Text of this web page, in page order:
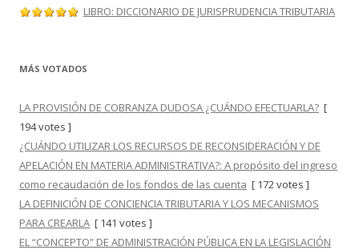
LIBRO: DICCIONARIO DE JURISPRUDENCIA TRIBUTARIA
MÁS VOTADOS
LA PROVISIÓN DE COBRANZA DUDOSA ¿CUÁNDO EFECTUARLA? [
194 votes ]
¿CUÁNDO UTILIZAR LOS RECURSOS DE RECONSIDERACIÓN Y DE
APELACIÓN EN MATERIA ADMINISTRATIVA?: A propósito del ingreso
como recaudación de los fondos de las cuenta [ 172 votes ]
LA DEFINICIÓN DE CONCIENCIA TRIBUTARIA Y LOS MECANISMOS
PARA CREARLA [ 141 votes ]
EL “CONCEPTO” DE ADMINISTRACIÓN PÚBLICA EN LA LEGISLACIÓN